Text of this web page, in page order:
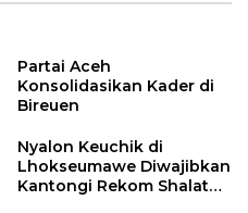
Partai Aceh
Konsolidasikan Kader di
Bireuen
Nyalon Keuchik di
Lhokseumawe Diwajibkan
Kantongi Rekom Shalat